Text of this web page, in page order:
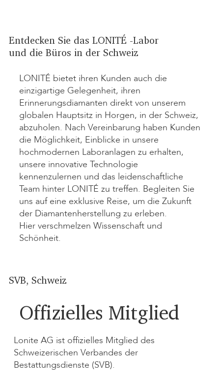
Entdecken Sie das LONITÉ -Labor
und die Büros in der Schweiz
LONITÉ bietet ihren Kunden auch die
einzigartige Gelegenheit, ihren
Erinnerungsdiamanten direkt von unserem
globalen Hauptsitz in Horgen, in der Schweiz,
abzuholen. Nach Vereinbarung haben Kunden
die Möglichkeit, Einblicke in unsere
hochmodernen Laboranlagen zu erhalten,
unsere innovative Technologie
kennenzulernen und das leidenschaftliche
Team hinter LONITÉ zu treffen. Begleiten Sie
uns auf eine exklusive Reise, um die Zukunft
der Diamantenherstellung zu erleben.
Hier verschmelzen Wissenschaft und
Schönheit.
SVB, Schweiz
Offizielles Mitglied
Lonite AG ist offizielles Mitglied des
Schweizerischen Verbandes der
Bestattungsdienste (SVB).